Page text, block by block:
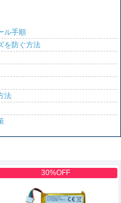
ル手順
を防ぐ方法
法
30%OFF